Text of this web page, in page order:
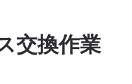
交換作業